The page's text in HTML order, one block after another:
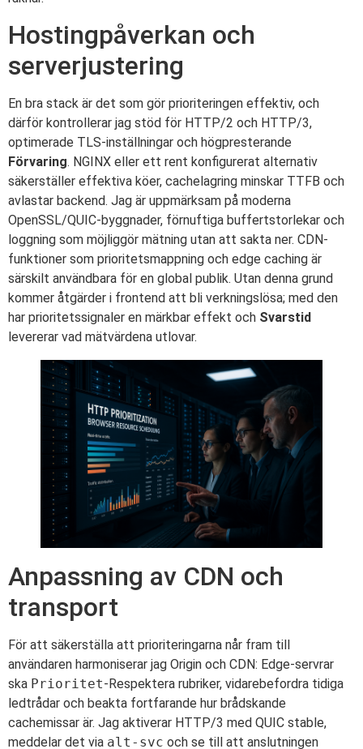
Hostingpåverkan och
serverjustering
En bra stack är det som gör prioriteringen effektiv, och
därför kontrollerar jag stöd för HTTP/2 och HTTP/3,
optimerade TLS-inställningar och högpresterande
Förvaring. NGINX eller ett rent konfigurerat alternativ
säkerställer effektiva köer, cachelagring minskar TTFB och
avlastar backend. Jag är uppmärksam på moderna
OpenSSL/QUIC-byggnader, förnuftiga buffertstorlekar och
loggning som möjliggör mätning utan att sakta ner. CDN-
funktioner som prioritetsmappning och edge caching är
särskilt användbara för en global publik. Utan denna grund
kommer åtgärder i frontend att bli verkningslösa; med den
har prioritetssignaler en märkbar effekt och Svarstid
levererar vad mätvärdena utlovar.
Anpassning av CDN och
transport
För att säkerställa att prioriteringarna når fram till
användaren harmoniserar jag Origin och CDN: Edge-servrar
ska Prioritet-Respektera rubriker, vidarebefordra tidiga
ledtrådar och beakta fortfarande hur brådskande
cachemissar är. Jag aktiverar HTTP/3 med QUIC stable,
meddelar det via alt-svc och se till att anslutningen